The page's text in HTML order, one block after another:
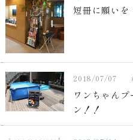
短冊に願いを
2018/07/07
ワンちゃん
ン！！